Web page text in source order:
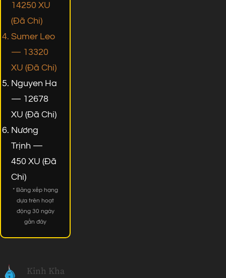
14250 XU
(Đã Chi)
Sumer Leo
— 13320
XU (Đã Chi)
Nguyen Ha
— 12678
XU (Đã Chi)
Nương
Trịnh —
450 XU (Đã
Chi)
* Bảng xếp hạng
dựa trên hoạt
động 30 ngày
gần đây
Kinh Kha